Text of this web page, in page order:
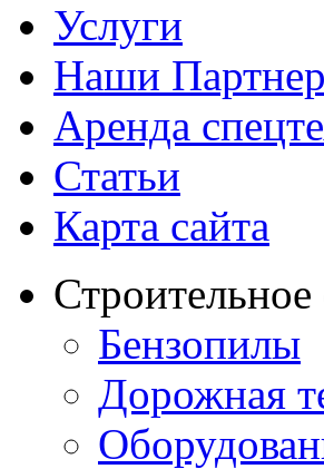
Услуги
Наши
Аренда
Статьи
Карта сайта
Бензопилы
Дорожная